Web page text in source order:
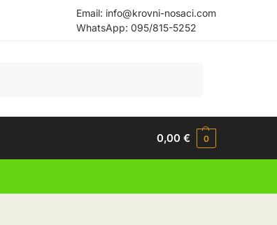
Email: info@krovni-nosaci.com
WhatsApp: 095/815-5252
0,00€ 0